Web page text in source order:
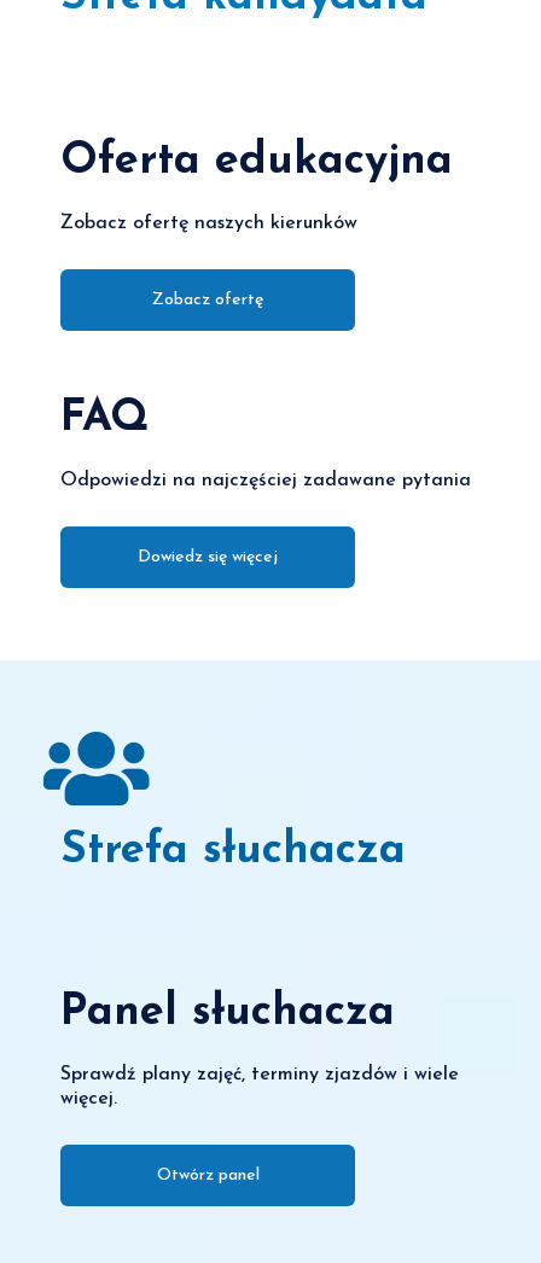
Oferta edukacyjna
Zobacz ofertę naszych kierunków
Zobacz ofertę
FAQ
Odpowiedzi na najczęściej zadawane pytania
Dowiedz się więcej
Strefa słuchacza
Panel słuchacza
Sprawdź plany zajęć, terminy zjazdów i wiele
więcej.
Otwórz panel